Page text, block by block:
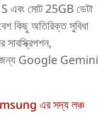
এবং মোট 25GB ডেটা
কিছু অতিরিক্ত সুবিধা
জন্য Google Gemini
এর সদ্য লঞ্চ